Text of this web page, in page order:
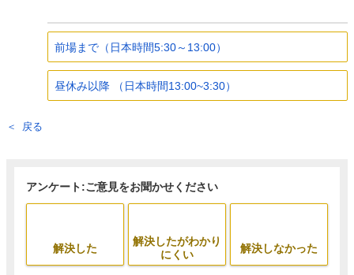
前場まで（日本時間5:30～13:00）
昼休み以降 （日本時間13:00~3:30）
戻る
アンケート:ご意見をお聞かせください
解決した
解決したがわかり
にくい
解決しなかった